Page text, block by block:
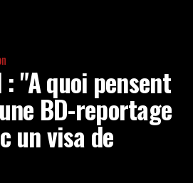
"A quoi pensent
BD-reportage
un visa de